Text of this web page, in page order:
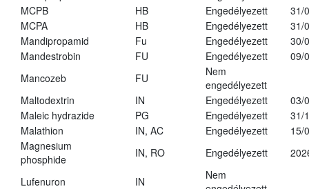
MCPB
HB Engedélyezett
31/
MCPA
HB Engedélyezett
31/
Mandipropamid
Fu Engedélyezett
30/
Mandestrobin
FU Engedélyezett
09/
Mancozeb
FU
Nem
engedélyezett
Maltodextrin
IN Engedélyezett
03/
Maleic hydrazide
PG Engedélyezett
31/
Malathion
IN, AC Engedélyezett
15/
Magnesium
phosphide
IN, RO Engedélyezett
Lufenuron IN
Nem